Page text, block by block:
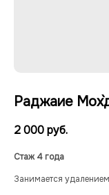
Раджаие
2 000руб.
Стаж 4 года
Занимается